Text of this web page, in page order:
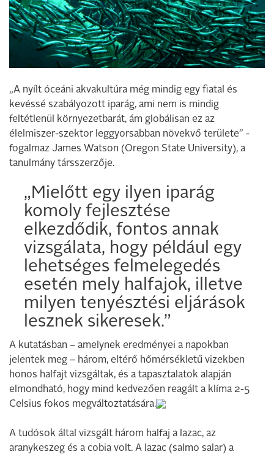
„A nyílt óceáni akvakultúra még mindig egy fiatal és
kevéssé szabályozott iparág, ami nem is mindig
feltétlenül környezetbarát, ám globálisan ez az
élelmiszer-szektor leggyorsabban növekvő területe” -
fogalmaz James Watson (Oregon State University), a
tanulmány társszerzője.
„Mielőtt egy ilyen iparág
komoly fejlesztése
elkezdődik, fontos annak
vizsgálata, hogy például egy
lehetséges felmelegedés
esetén mely halfajok, illetve
milyen tenyésztési eljárások
lesznek sikeresek.”
A kutatásban – amelynek eredményei a napokban
jelentek meg – három, eltérő hőmérsékletű vizekben
honos halfajt vizsgáltak, és a tapasztalatok alapján
elmondható, hogy mind kedvezően reagált a klíma 2-5
Celsius fokos megváltoztatására.
A tudósok által vizsgált három halfaj a lazac, az
aranykeszeg és a cobia volt. A lazac (salmo salar) a